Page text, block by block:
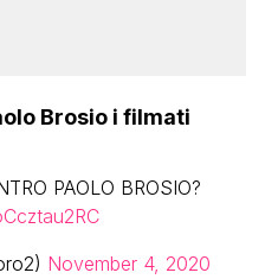
Brosio i filmati
PAOLO BROSIO?
November 4, 2020